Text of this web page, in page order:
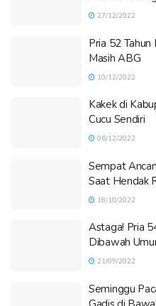
27/12/2022
Pria 52 Tahun
Masih ABG
10/12/2022
Kakek di
Cucu Sendiri
06/12/2022
Sempat
Saat Hendak
18/10/2022
Astaga! Pria
Dibawah
21/09/2022
Seminggu